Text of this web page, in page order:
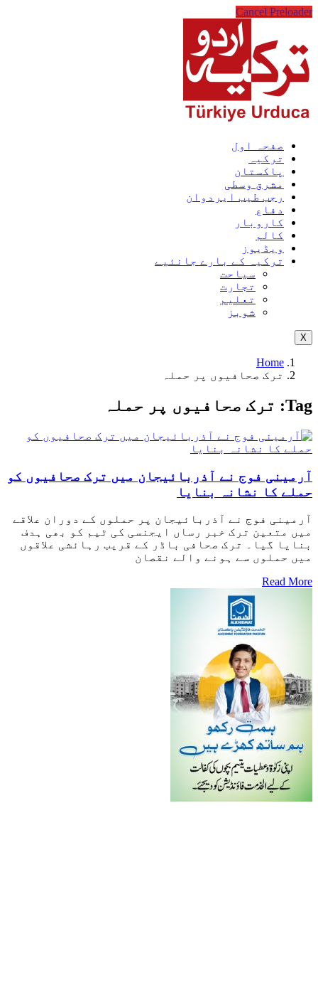
Cancel Preloader
صفحہ اول
ترکیہ
پاکستان
مشرق وسطی
رجب طیب ایردوان
دفاع
کاروبار
کالم
ویڈیوز
ترکیہ کے بارے جانئیے
سیاحت
تجارت
تعلیم
شوبز
X
Home
ترک صحافیوں پر حملہ
Tag: ترک صحافیوں پر حملہ
آرمینی فوج نے آذربائیجان میں ترک صحافیوں کو
حملے کا نشانہ بنایا
آرمینی فوج نے آذربائیجان پر حملوں کے دوران علاقے
میں متعین ترک خبر رساں ایجنسی کی ٹیم کو بھی ہدف
بنایا گیا۔ ترک صحافی باڈر کے قریب رہائشی علاقوں
میں حملوں سے ہونے والے نقصان
Read More